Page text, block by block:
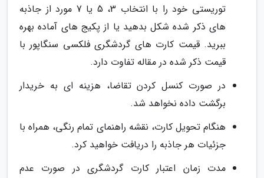
توریستی خود را با انتخاب 3، 5 یا 7 مورد از جاذبه
های ذکر شده شکل بدهید یا از پکیج های آماده بهره
ببرید. قیمت کارت های گردشگری فلکسی سنگاپور با
قیمت ذکر شده در مقاله تفاوت دارد.
در صورت کنسل کردن تقاضا، هزینه ای به خریدار
برگشت داده نخواهد شد.
هنگام تحویل کارت، نقشه راهنمای تمام رنگی، همراه با
جزئیات هر جاذبه را دریافت خواهید کرد.
مدت زمان اعتبار کارت گردشگری در صورت عدم